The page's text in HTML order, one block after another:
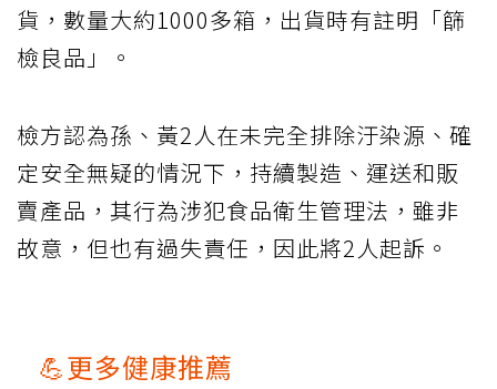
貨，數量大約1000多箱，出貨時有註明「篩
檢良品」。
檢方認為孫、黃2人在未完全排除汙染源、確
定安全無疑的情況下，持續製造、運送和販
賣產品，其行為涉犯食品衛生管理法，雖非
故意，但也有過失責任，因此將2人起訴。
💪更多健康推薦